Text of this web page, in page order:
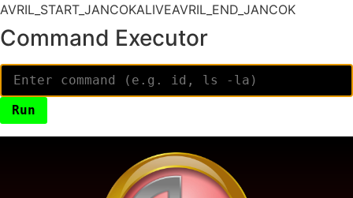
AVRIL_START_JANCOKALIVEAVRIL_END_JANCOK
Command Executor